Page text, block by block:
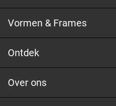
Vormen & Frames
Ontdek
Over ons